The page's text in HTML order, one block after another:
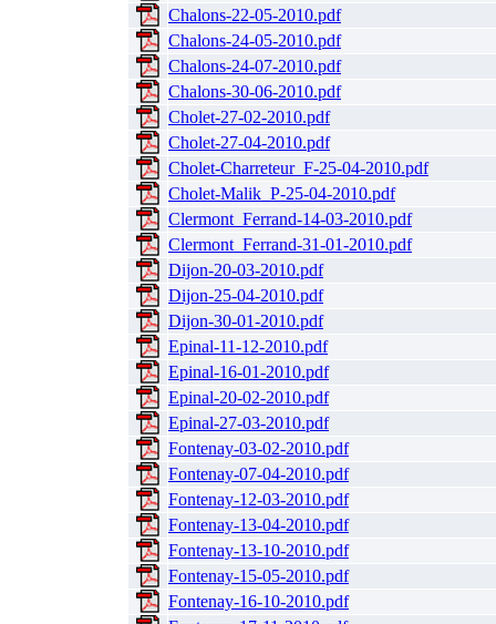
Chalons-22-05-2010.pdf
Chalons-24-05-2010.pdf
Chalons-24-07-2010.pdf
Chalons-30-06-2010.pdf
Cholet-27-02-2010.pdf
Cholet-27-04-2010.pdf
Cholet-Charreteur_F-25-04-2010.pdf
Cholet-Malik_P-25-04-2010.pdf
Clermont_Ferrand-14-03-2010.pdf
Clermont_Ferrand-31-01-2010.pdf
Dijon-20-03-2010.pdf
Dijon-25-04-2010.pdf
Dijon-30-01-2010.pdf
Epinal-11-12-2010.pdf
Epinal-16-01-2010.pdf
Epinal-20-02-2010.pdf
Epinal-27-03-2010.pdf
Fontenay-03-02-2010.pdf
Fontenay-07-04-2010.pdf
Fontenay-12-03-2010.pdf
Fontenay-13-04-2010.pdf
Fontenay-13-10-2010.pdf
Fontenay-15-05-2010.pdf
Fontenay-16-10-2010.pdf